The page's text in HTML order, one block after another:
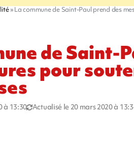
La commune de Saint-Paul prend des
de Saint-
pour
à 13:30 Actualisé le 20 mars 2020 à